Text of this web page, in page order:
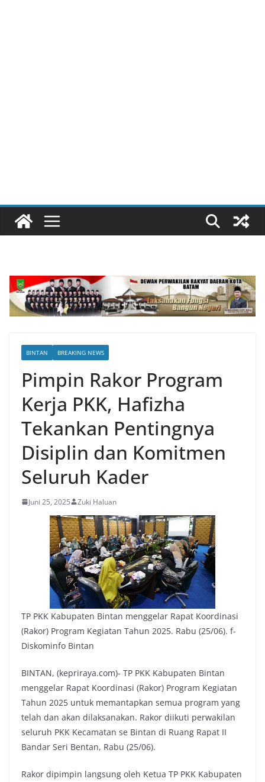
BINTAN BREAKING NEWS
Pimpin Rakor Program
Kerja PKK, Hafizha
Tekankan Pentingnya
Disiplin dan Komitmen
Seluruh Kader
Juni 25, 2025 Zuki Haluan
TP PKK Kabupaten Bintan menggelar Rapat Koordinasi
(Rakor) Program Kegiatan Tahun 2025. Rabu (25/06). f-
Diskominfo Bintan
BINTAN, (kepriraya.com)- TP PKK Kabupaten Bintan
menggelar Rapat Koordinasi (Rakor) Program Kegiatan
Tahun 2025 untuk memantapkan semua program yang
telah dan akan dilaksanakan. Rakor diikuti perwakilan
seluruh PKK Kecamatan se Bintan di Ruang Rapat II
Bandar Seri Bentan, Rabu (25/06).
Rakor dipimpin langsung oleh Ketua TP PKK Kabupaten